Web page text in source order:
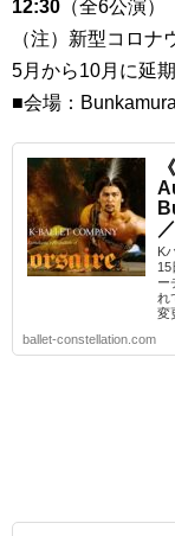
12:30 （全6公演）
（注）新型コロ
5月から10月に延
■会場：
K
15
ー
れ
変
ballet-constellation.com